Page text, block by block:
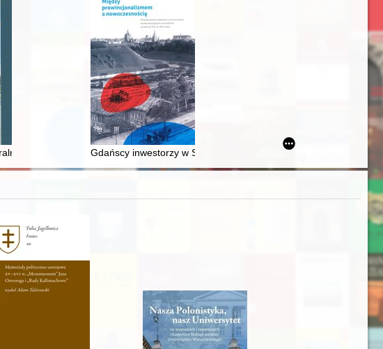
do dziśsynów szlacheckich w XVI-wiecznej Rzeczypospolitej
Gdańscy inwestorzy w Sopocie : prestiż finansowy i towarzyski